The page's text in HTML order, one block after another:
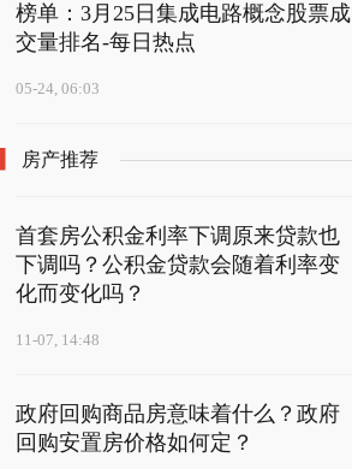
榜单：3月25日集成电路概念股票成
交量排名-每日热点
05-24, 06:03
房产推荐
首套房公积金利率下调原来贷款也
下调吗？公积金贷款会随着利率变
化而变化吗？
11-07, 14:48
政府回购商品房意味着什么？政府
回购安置房价格如何定？